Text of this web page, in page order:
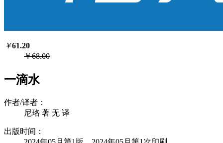
￥61.20
￥68.00
一滴水
作者/译者：
尼珞 著 无 译
出版时间：